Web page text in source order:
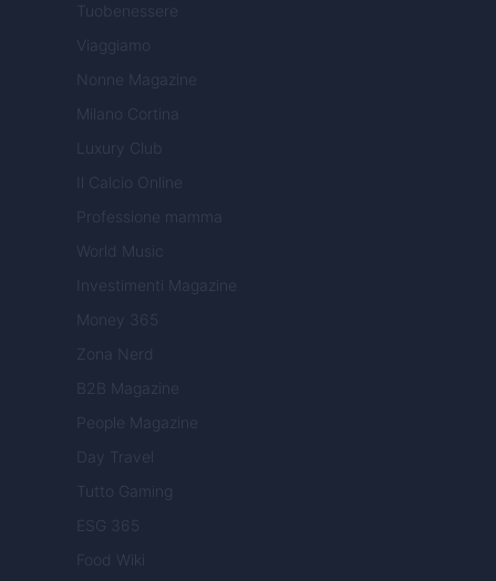
Tuobenessere
Viaggiamo
Nonne Magazine
Milano Cortina
Luxury Club
Il Calcio Online
Professione mamma
World Music
Investimenti Magazine
Money 365
Zona Nerd
B2B Magazine
People Magazine
Day Travel
Tutto Gaming
ESG 365
Food Wiki